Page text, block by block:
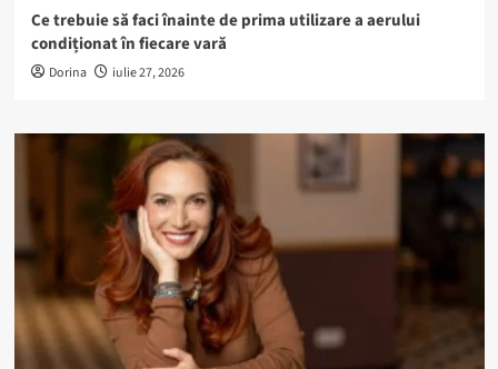
Ce trebuie să faci înainte de prima utilizare a aerului
condiționat în fiecare vară
Dorina iulie 27, 2026